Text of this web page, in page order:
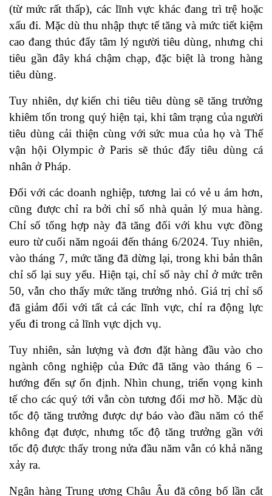
(từ mức rất thấp), các lĩnh vực khác đang trì trệ hoặc
xấu đi. Mặc dù thu nhập thực tế tăng và mức tiết kiệm
cao đang thúc đẩy tâm lý người tiêu dùng, nhưng chi
tiêu gần đây khá chậm chạp, đặc biệt là trong hàng
tiêu dùng.
Tuy nhiên, dự kiến chi tiêu tiêu dùng sẽ tăng trưởng
khiêm tốn trong quý hiện tại, khi tâm trạng của người
tiêu dùng cải thiện cùng với sức mua của họ và Thế
vận hội Olympic ở Paris sẽ thúc đẩy tiêu dùng cá
nhân ở Pháp.
Đối với các doanh nghiệp, tương lai có vẻ u ám hơn,
cũng được chỉ ra bởi chỉ số nhà quản lý mua hàng.
Chỉ số tổng hợp này đã tăng đối với khu vực đồng
euro từ cuối năm ngoái đến tháng 6/2024. Tuy nhiên,
vào tháng 7, mức tăng đã dừng lại, trong khi bản thân
chỉ số lại suy yếu. Hiện tại, chỉ số này chỉ ở mức trên
50, vẫn cho thấy mức tăng trưởng nhỏ. Giá trị chỉ số
đã giảm đối với tất cả các lĩnh vực, chỉ ra động lực
yếu đi trong cả lĩnh vực dịch vụ.
Tuy nhiên, sản lượng và đơn đặt hàng đầu vào cho
ngành công nghiệp của Đức đã tăng vào tháng 6 –
hướng đến sự ổn định. Nhìn chung, triển vọng kinh
tế cho các quý tới vẫn còn tương đối mơ hồ. Mặc dù
tốc độ tăng trưởng được dự báo vào đầu năm có thể
không đạt được, nhưng tốc độ tăng trưởng gần với
tốc độ được thấy trong nửa đầu năm vẫn có khả năng
xảy ra.
Ngân hàng Trung ương Châu Âu đã công bố lần cắt